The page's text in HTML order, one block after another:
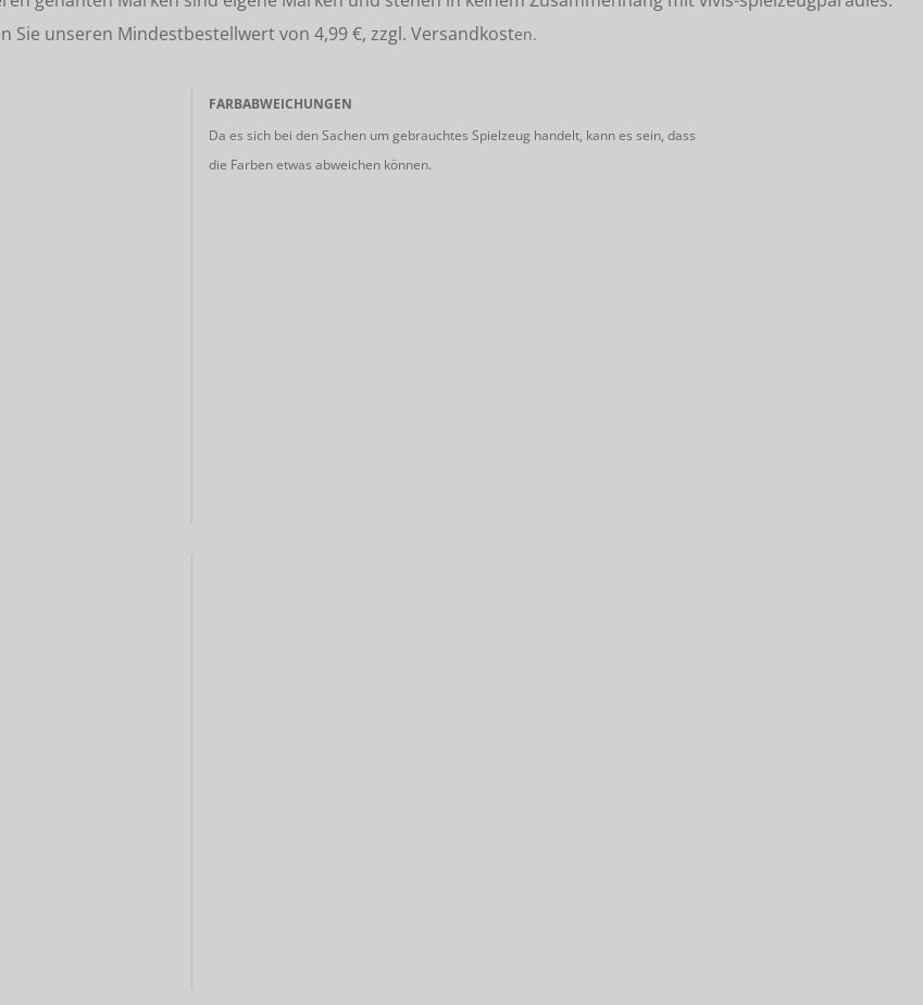
unseren Mindestbestellwert von 4,99 €, zzgl. Versandkosten.
FARBABWEICHUNGEN
Da es sich bei den Sachen um gebrauchtes Spielzeug handelt, kann es sein, dass
die Farben etwas abweichen können.